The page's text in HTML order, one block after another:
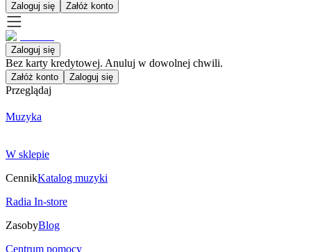
Zaloguj się Załóż konto
Zaloguj się
Bez karty kredytowej. Anuluj w dowolnej chwili.
Załóż konto Zaloguj się
Przeglądaj
Muzyka
W sklepie
CennikKatalog muzyki
Radia In-store
ZasobyBlog
Centrum pomocy